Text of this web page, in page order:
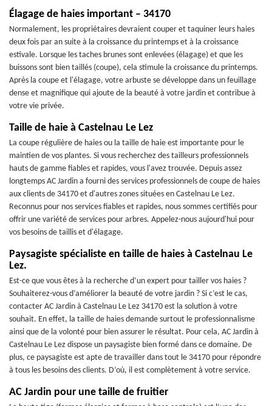
Élagage de haies important – 34170
Normalement, les propriétaires devraient couper et taquiner leurs haies
deux fois par an suite à la croissance du printemps et à la croissance
estivale. Lorsque les taches brunes sont enlevées (élagage) et que les
buissons sont bien taillés (coupe), cela stimule la croissance du printemps.
Après la coupe et l'élagage, votre arbuste se développe dans un feuillage
dense et magnifique qui ajoute de la beauté à votre jardin et contribue à
votre vie privée.
Taille de haie à Castelnau Le Lez
La coupe régulière de haies ou la taille de haie est importante pour le
maintien de vos plantes. Si vous recherchez des tailleurs professionnels
hauts de gamme fiables et rapides, vous l'avez trouvée. Depuis assez
longtemps AC Jardin a fourni des services professionnels de coupe de haies
aux clients de 34170 et d'autres zones situées en Castelnau Le Lez.
Reconnus pour nos services fiables et rapides, nous sommes certifiés pour
offrir une variété de services pour arbres. Appelez-nous aujourd'hui pour
vos besoins de taillis et d'élagage.
Paysagiste spécialiste en taille de haies à Castelnau Le
Lez.
Est-ce que vous êtes à la recherche d’un expert pour tailler vos haies ?
Souhaiterez-vous d’améliorer la beauté de votre jardin ? Si c’est le cas,
contacter AC Jardin à Castelnau Le Lez 34170 est la solution à votre
souhait. En effet, la taille de haies demande surtout le professionnalisme
ainsi que de la volonté pour bien assurer le résultat. Pour cela, AC Jardin à
Castelnau Le Lez dispose un paysagiste bien formé dans ce domaine. De
plus, ce paysagiste est apte de travailler dans tout le 34170 pour répondre
à tous les besoins des clients. D’où, il est complètement à votre service.
AC Jardin pour une taille de fruitier